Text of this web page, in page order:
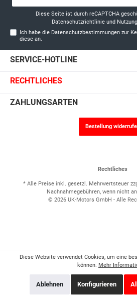
Diese Seite ist durch reCAPTCHA
Datenschutzrichtlinieund
Ich habe die Datenschutzbestimmungen zur
diese an.
SERVICE-HOTLINE
RECHTLICHES
ZAHLUNGSARTEN
Bestellung
Rechtliches
* Alle Preise inkl. gesetzl. Mehrwertsteuer
Nachnahmegebühren, wenn nicht
© 2026 UK-Motors GmbH - Alle
Diese Website verwendet Cookies, um eine
können. Mehr
Ablehnen Konfigurieren